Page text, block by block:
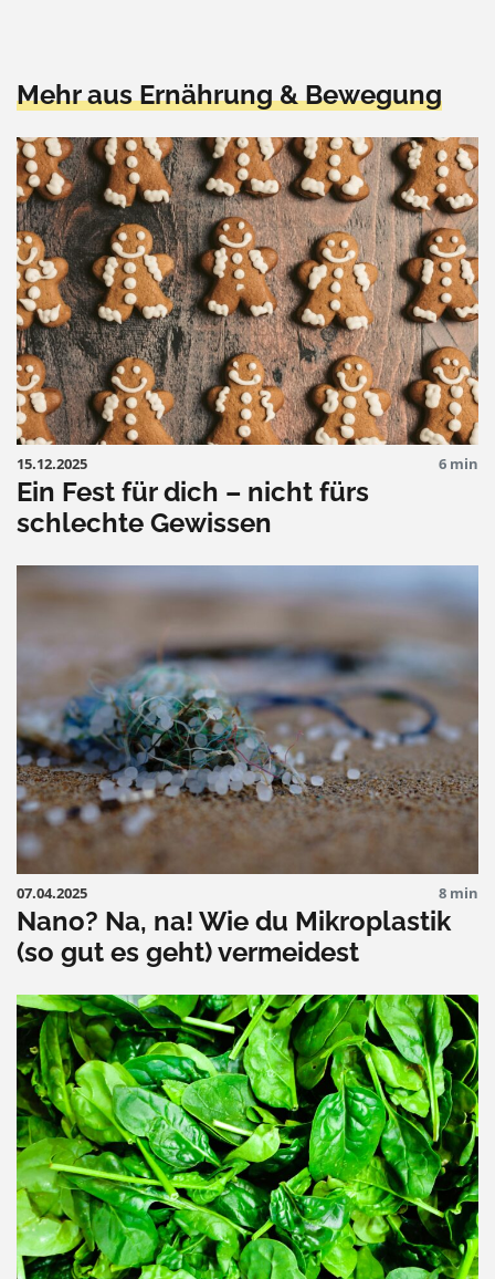
Mehr aus Ernährung & Bewegung
15.12.2025 6 min
Ein Fest für dich – nicht fürs
schlechte Gewissen
07.04.2025 8 min
Nano? Na, na! Wie du Mikroplastik
(so gut es geht) vermeidest